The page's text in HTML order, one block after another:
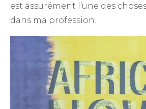
est assurément l’une des
dans ma profession.